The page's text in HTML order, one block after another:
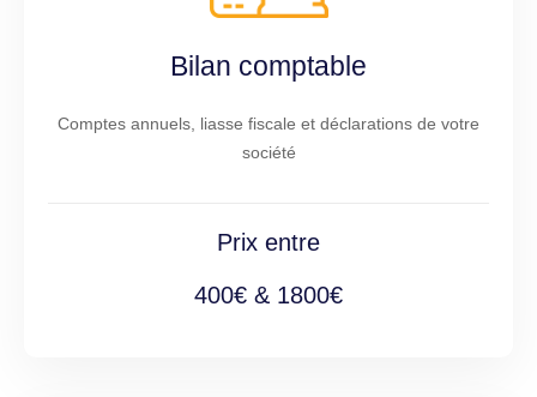
Bilan comptable
Comptes annuels, liasse fiscale et déclarations de votre
société
Prix entre
400€ & 1800€